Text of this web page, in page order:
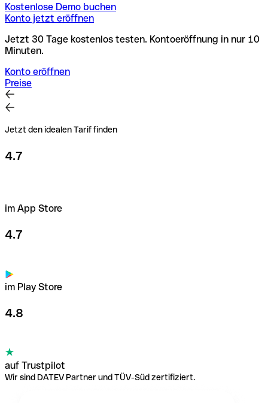
Kostenlose Demo buchen
Konto jetzt eröffnen
Jetzt 30 Tage kostenlos testen. Kontoeröffnung in nur 10
Minuten.
Konto eröffnen
Preise
Jetzt den idealen Tarif finden
4.7
im App Store
4.7
im Play Store
4.8
auf Trustpilot
Wir sind DATEV Partner und TÜV-Süd zertifiziert.